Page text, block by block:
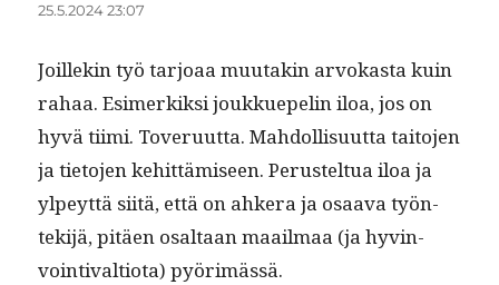
25.5.2024 23:07
Joillekin työ tar­joaa muu­takin arvokas­ta kuin
rahaa. Esimerkik­si joukkue­pelin iloa, jos on
hyvä tii­mi. Toveru­ut­ta. Mah­dol­lisu­ut­ta taito­jen
ja tieto­jen kehit­tämiseen. Perustel­tua iloa ja
ylpeyt­tä siitä, että on ahk­era ja osaa­va työn­
tek­i­jä, pitäen osaltaan maail­maa (ja hyv­in­
voin­ti­val­tio­ta) pyörimässä.